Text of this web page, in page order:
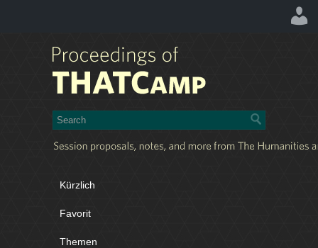
Kürzlich
Favorit
Themen